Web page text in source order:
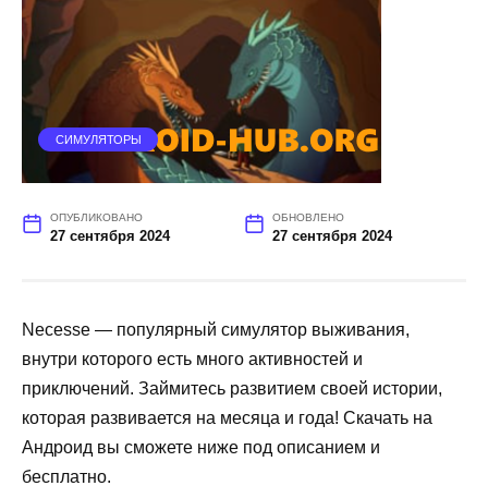
СИМУЛЯТОРЫ
ОПУБЛИКОВАНО
27 сентября 2024
ОБНОВЛЕНО
27 сентября 2024
Necesse — популярный симулятор выживания,
внутри которого есть много активностей и
приключений. Займитесь развитием своей истории,
которая развивается на месяца и года! Скачать на
Андроид вы сможете ниже под описанием и
бесплатно.